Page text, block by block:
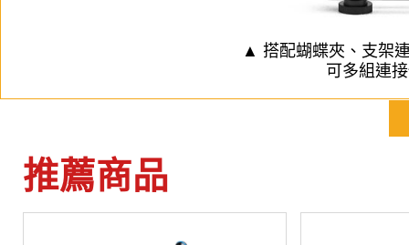
▲ 搭配蝴蝶夾、支架
可多組連
推薦商品